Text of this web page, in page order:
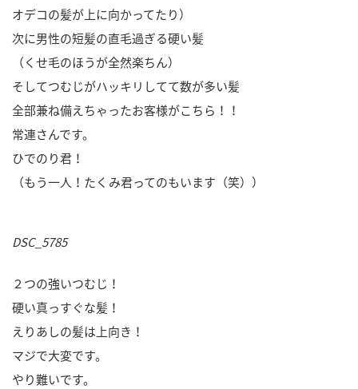
オデコの髪が上に向かってたり）
次に男性の短髪の直毛過ぎる硬い髪
（くせ毛のほうが全然楽ちん）
そしてつむじがハッキリしてて数が多い髪
全部兼ね備えちゃったお客様がこちら！！
常連さんです。
ひでのり君！
（もう一人！たくみ君ってのもいます（笑））
DSC_5785
２つの強いつむじ！
硬い真っすぐな髪！
えりあしの髪は上向き！
マジで大変です。
やり難いです。